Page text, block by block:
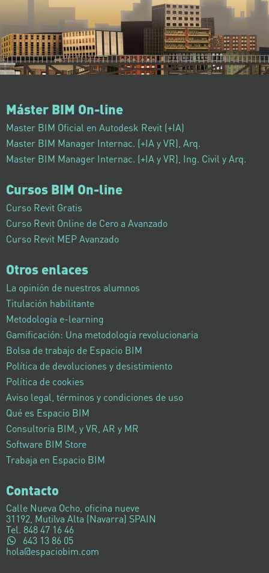
Máster BIM On-line
Master BIM Oficial en Autodesk Revit (+IA)
Master BIM Manager Internac. (+IA y VR), Arq.
Master BIM Manager Internac. (+IA y VR), Ing. Civil y Arq.
Cursos BIM On-line
Curso Revit Gratis
Curso Revit Online de Cero a Avanzado
Curso Revit MEP Avanzado
Otros enlaces
La opinión de nuestros alumnos
Titulación habilitante
Metodología e-learning
Gamificación: Una metodología revolucionaria
Bolsa de trabajo de Espacio BIM
Política de devoluciones y desistimiento
Política de cookies
Aviso legal, términos y condiciones de uso
Qué es Espacio BIM
Consultoría BIM, y VR, AR y MR
Software BIM Store
Trabaja en Espacio BIM
Contacto
Calle Nueva Ocho, oficina nueve
31192, Mutilva Alta (Navarra) SPAIN
Tel. 848 47 16 46
643 13 86 05
hola@espaciobim.com